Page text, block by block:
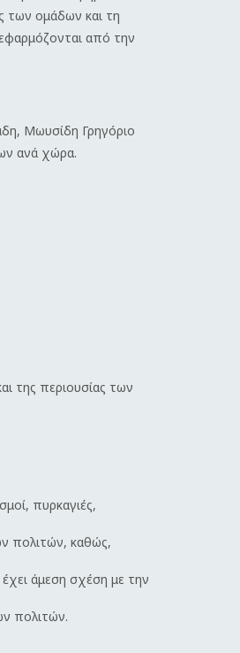
των ομάδων και τη
από την
Μωυσίδη Γρηγόριο
ανά χώρα.
της περιουσίας των
πυρκαγιές,
πολιτών, καθώς,
άμεση σχέση με την
πολιτών.